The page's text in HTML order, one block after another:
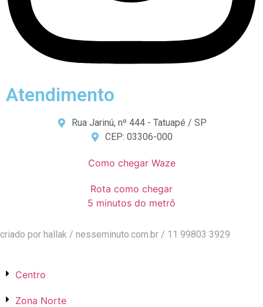
Atendimento
Rua Jarinú, nº 444 - Tatuapé / SP
CEP: 03306-000
Como chegar Waze
Rota como chegar
5 minutos do metrô
criado por hallak / nesseminuto.com.br / 11 99803 3929
Centro
Zona Norte